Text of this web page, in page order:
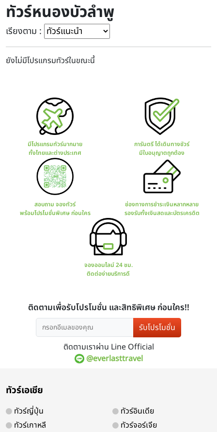
ทัวร์หนองบัวลำพู
เรียงตาม :
ยังไม่มีโปรแกรมทัวร์ในขณะนี้
มีโปรแกรมทัวร์มากมาย
ทั้งไทยและต่างประเทศ
พร้อมโปรโมชั่นพิเศษ ก่อนใคร
รับโปรโมชั่น
ติดตามเราผ่าน Line Official
@everlasttravel
ทัวร์เอเชีย
ทัวร์ญี่ปุ่น
ทัวร์เกาหลี
ทัวร์อินเดีย
ทัวร์จอร์เจีย